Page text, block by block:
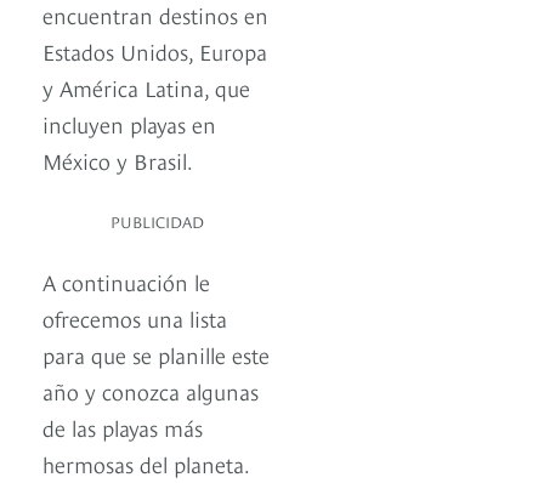
encuentran destinos en
Estados Unidos, Europa
y América Latina, que
incluyen playas en
México y Brasil.
PUBLICIDAD
A continuación le
ofrecemos una lista
para que se planille este
año y conozca algunas
de las playas más
hermosas del planeta.